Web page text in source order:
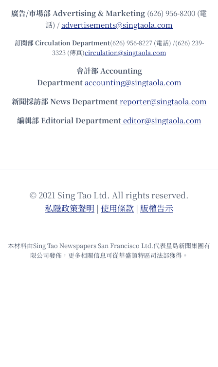
廣告/市場部Advertising & Marketing (626) 956-8200 (電
話) /advertisements@singtaola.com
訂閱部 Circulation Department(626) 956-8227 (電話) /(626) 239-
3323 (傳真)circulation@singtaola.com
會計部 Accounting
Department accounting@singtaola.com
新聞採訪部 News Department reporter@singtaola.com
編輯部 Editorial Department editor@singtaola.com
© 2021 Sing Tao Ltd. All rights reserved.
私隱政策聲明 | 使⽤條款 | 版權告⽰
本材料由Sing Tao Newspapers San Francisco Ltd.代表星島新聞集團有
限公司發佈，更多相關信息可從華盛頓特區司法部獲得。